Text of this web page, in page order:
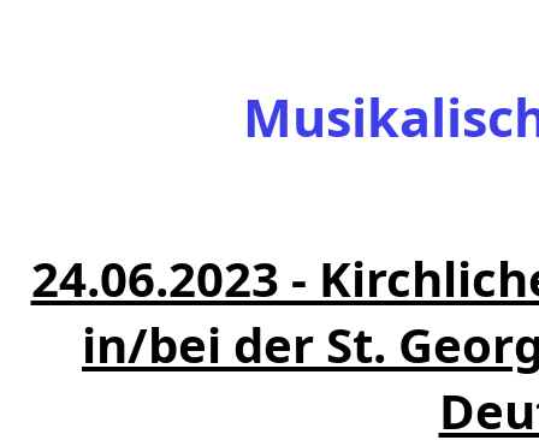
24.06.2023 -
in/bei der St.